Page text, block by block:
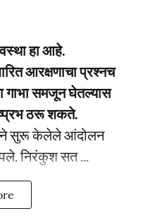
हा आहे.
आरक्षणाचा प्रश्नच
गाभा समजून घेतल्यास
ठरू शकते.
सुरू केलेले आंदोलन
निरंकुश सत ...